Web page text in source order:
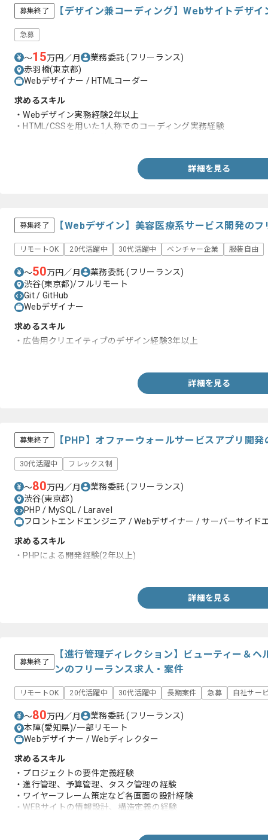
募集終了 【デザイン兼コーディング】Webサイトデザ
急募
〜15万円／月 業務委託(フリーランス)
赤羽橋(東京都)
Webデザイナー / HTMLコーダー
求めるスキル
・Webデザイン実務経験2年以上
・HTML/CSSを用いた1人称でのコーディング実務経験
詳細を見る
募集終了 【Webデザイン】美容医療系サービス開発の
リモートOK 20代活躍中 30代活躍中 ベンチャー企業 服装自由
〜50万円／月 業務委託(フリーランス)
渋谷(東京都)/フルリモート
Git / GitHub
Webデザイナー
求めるスキル
・広告用クリエイティブのデザイン経験3年以上
詳細を見る
募集終了 【PHP】オファーウォールサービスアプリ開
30代活躍中 フレックス制
〜80万円／月 業務委託(フリーランス)
渋谷(東京都)
PHP / MySQL / Laravel
フロントエンドエンジニア / Webデザイナー / サーバーサイド
求めるスキル
・PHPによる開発経験(2年以上)
詳細を見る
募集終了
【進行管理ディレクション】ビューティー＆ヘ
ンのフリーランス求人・案件
リモートOK 20代活躍中 30代活躍中 長期案件 急募 自社サー
〜80万円／月 業務委託(フリーランス)
本陣(愛知県)/一部リモート
Webデザイナー / Webディレクター
求めるスキル
・プロジェクトの要件定義経験
・進行管理、予算管理、タスク管理の経験
・ワイヤーフレーム策定など各画面の設計経験
・WEBサイトの情報設計、構造定義の経験